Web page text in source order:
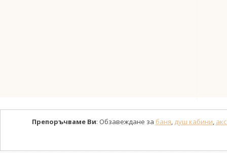
Препоръчваме Ви: Обзавеждане за баня, душ кабини,